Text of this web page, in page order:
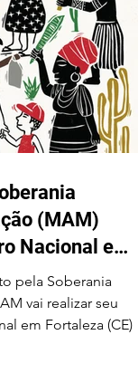
Soberania
(MAM)
Nacional
entre os
agosto
(MAM)
Nacional em
dias 24 e
pela Soberania
vai realizar seu
em Fortaleza (CE)